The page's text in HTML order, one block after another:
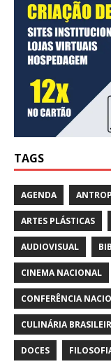
TAGS
AGENDA
ARTES PLÁSTICAS
AUDIOVISUAL
CINEMA NACIONAL
CONFERÊNCIA
CULINÁRIA
DOCES